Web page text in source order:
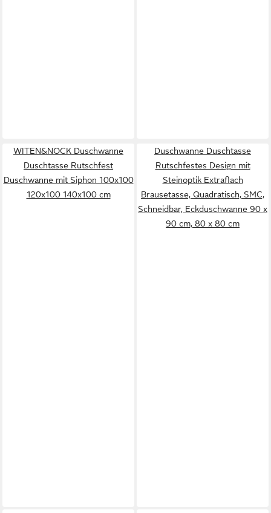
WITEN&NOCK Duschwanne
Duschtasse Rutschfest
Duschwanne mit Siphon 100x100
120x100 140x100 cm
Duschwanne Duschtasse
Rutschfestes Design mit
Steinoptik Extraflach
Brausetasse, Quadratisch, SMC,
Schneidbar, Eckduschwanne 90 x
90 cm, 80 x 80 cm